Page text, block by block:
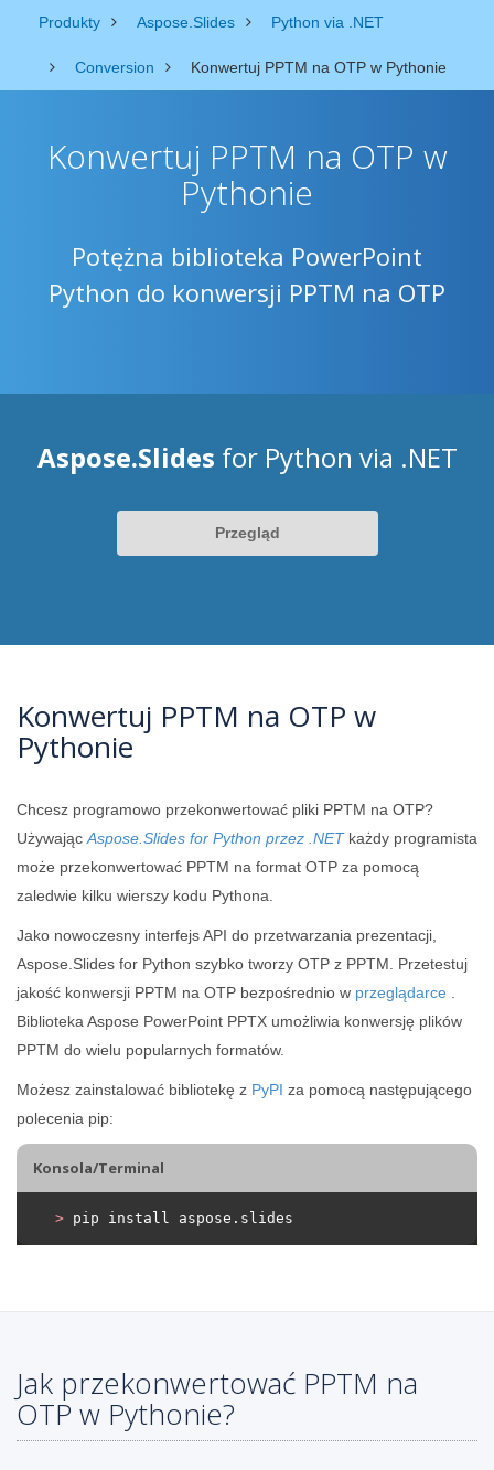
Produkty Aspose.Slides Python via .NET
Conversion Konwertuj PPTM na OTP w Pythonie
Konwertuj PPTM na OTP w
Pythonie
Potężna biblioteka PowerPoint
Python do konwersji PPTM na OTP
Aspose.Slides for Python via .NET
Przegląd
Konwertuj PPTM na OTP w
Pythonie
Chcesz programowo przekonwertować pliki PPTM na OTP?
Używając Aspose.Slides for Python przez .NETkażdy programista
może przekonwertować PPTM na format OTP za pomocą
zaledwie kilku wierszy kodu Pythona.
Jako nowoczesny interfejs API do przetwarzania prezentacji,
Aspose.Slides for Python szybko tworzy OTP z PPTM. Przetestuj
jakość konwersji PPTM na OTP bezpośrednio w przeglądarce
Biblioteka Aspose PowerPoint PPTX umożliwia konwersję plików
PPTM do wielu popularnych formatów.
Możesz zainstalować bibliotekę z PyPI za pomocą następującego
polecenia pip:
Konsola/Terminal
> pip install aspose.slides
Jak przekonwertować PPTM na
OTP w Pythonie?